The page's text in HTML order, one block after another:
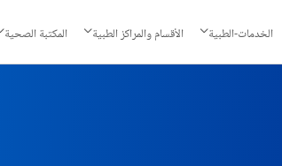
الخدمات-الطبية الأقسام والمراكز الطبية المكتبة الصحية